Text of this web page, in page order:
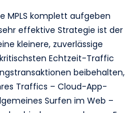
MPLS komplett aufgeben
effektive Strategie ist der
kleinere, zuverlässige
Echtzeit-Traffic
beibehalten,
Traffics – Cloud-App-
Surfen im Web –